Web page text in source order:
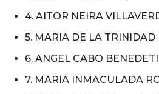
4. AITOR NEIRA
5. MARIA DE LA TRINIDAD
6. ANGEL CABO BENEDETI
7. MARIA INMACULADA